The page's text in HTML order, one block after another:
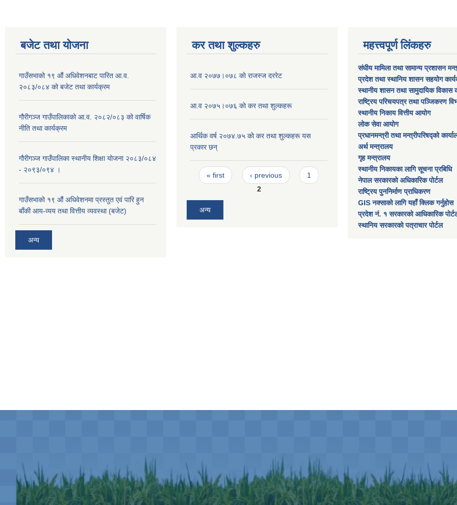
बजेट तथा याेजना
गाउँसभाको १९ औं अधिवेशनबाट पारित आ.व.
२०८३/०८४ को बजेट तथा कार्यक्रम
गौरीगञ्ज गाउँपालिकाको आ.व. २०८२/०८३ को वार्षिक
नीति तथा कार्यक्रम
गौरीगञ्ज गाउँपालिका स्थानीय शिक्षा योजना २०८३/०८४
- २०९३/०९४ ।
गाउँसभाको १९ ‌औं अधिवेशनमा प्रस्तुत एवं पारि हुन
बाँकी आय-व्यय तथा वित्तीय व्यवस्था (बजेट)
अन्य
कर तथा शुल्कहरु
आ‍.व २०७७।०७८ काे राजस्ज दररेट
आ.व २०७५।०७६ काे कर तथा शुल्कहरू
आर्थिक वर्ष २०७४.७५ काे कर तथा शुल्कहरू यस
प्रकार छन्
Pages
« first ‹ previous
1
2
अन्य
महत्त्वपूर्ण लिंकहरु
संघीय मामिला तथा सामान्य प्रशासन
प्रदेश तथा स्थानिय शासन सहयोग
स्थानीय शासन तथा सामुदायिक विकास
राष्ट्रिय परिचयपत्र तथा पञ्जिकरण
स्थानीय निकाय वित्तीय आयोग
लोक सेवा आयोग
प्रधानमन्त्री तथा मन्त्रीपरिषद्को
अर्थ मन्त्रालय
गृह मन्त्रालय
स्थानीय निकायका लागि सूचना प्रबिधि
नेपाल सरकारको अधिकारिक पोर्टल
राष्ट्रिय पुननिर्माण प्राधिकरण
GIS नक्साको लागि यहाँ क्लिक गर्नुहोस
प्रदेश नं. १ सरकारको आधिकारिक
स्थानिय सरकारको पत्राचार पोर्टल